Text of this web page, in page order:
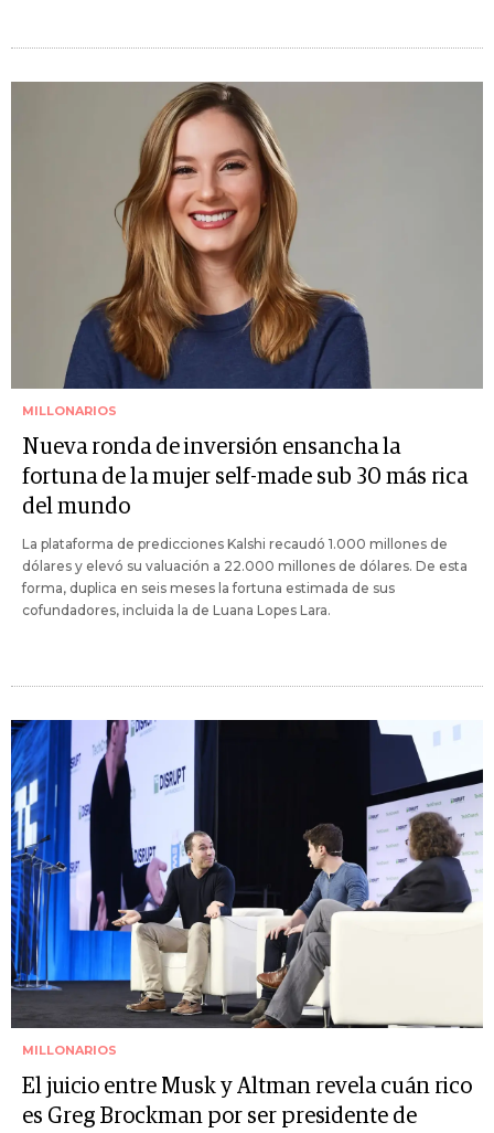
MILLONARIOS
Nueva ronda de inversión ensancha la
fortuna de la mujer self-made sub 30 más rica
del mundo
La plataforma de predicciones Kalshi recaudó 1.000 millones de
dólares y elevó su valuación a 22.000 millones de dólares. De esta
forma, duplica en seis meses la fortuna estimada de sus
cofundadores, incluida la de Luana Lopes Lara.
MILLONARIOS
El juicio entre Musk y Altman revela cuán rico
es Greg Brockman por ser presidente de